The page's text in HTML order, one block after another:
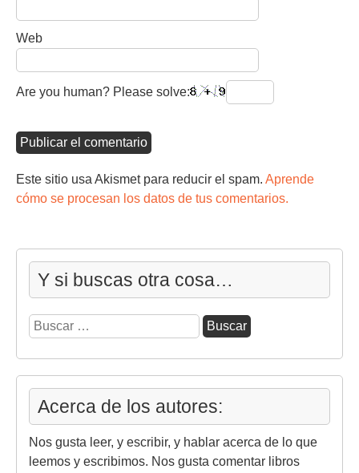
Web
Are you human? Please solve:
Este sitio usa Akismet para reducir el spam. Aprende
cómo se procesan los datos de tus comentarios.
Y si buscas otra cosa…
Buscar:
Acerca de los autores:
Nos gusta leer, y escribir, y hablar acerca de lo que
leemos y escribimos. Nos gusta comentar libros